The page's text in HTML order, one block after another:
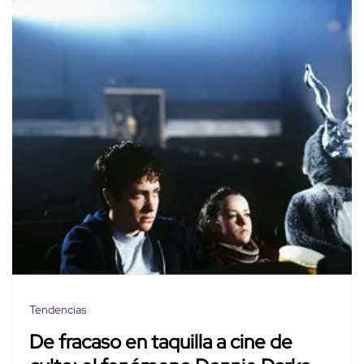
Tendencias
De fracaso en taquilla a cine de